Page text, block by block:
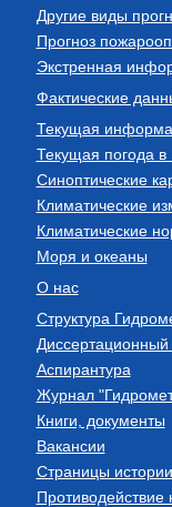
Другие виды
Прогноз
Экстренная
Фактические
Текущая
Текущая погода в
Синоптические
Климатические
Климатические
Моря и океаны
О нас
Структура
Диссертационный
Аспирантура
Журнал
Книги, документы
Вакансии
Страницы истории
Противодействие